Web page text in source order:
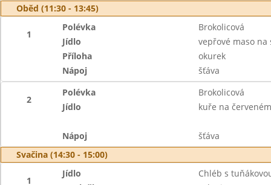
Oběd (11:30 - 13:45)
1
Polévka
Brokolicová
Jídlo
vepřové maso
Příloha
okurek
Nápoj
šťáva
2
Polévka
Brokolicová
Jídlo
kuře na
Nápoj
šťáva
Svačina (14:30 - 15:00)
1
Jídlo
Chléb s